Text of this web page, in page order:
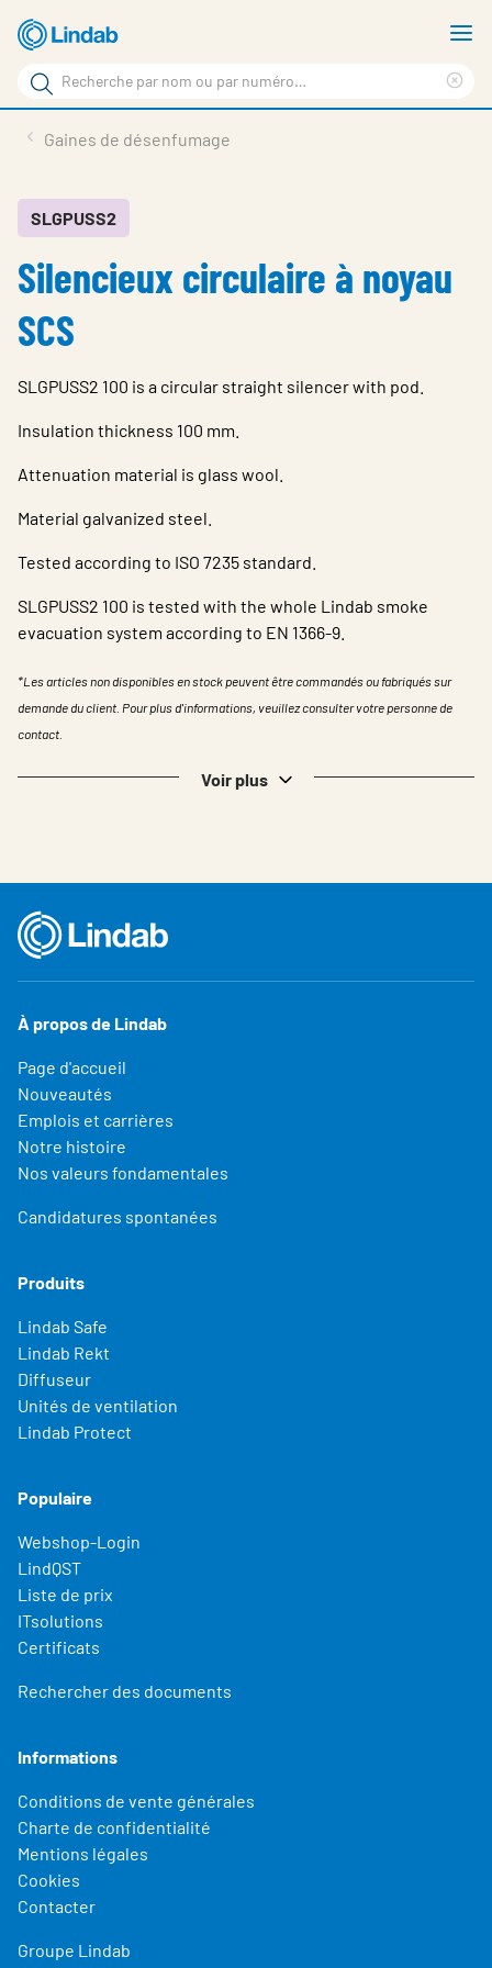
Aller
au
contenu
principal
Rechercher
Rechercher
sur
site
En vedette
À propos de Lindab
Gaines de désenfumage
SLGPUSS2
Silencieux circulaire à noyau
SCS
SLGPUSS2 100 is a circular straight silencer with pod.
Insulation thickness 100 mm.
Attenuation material is glass wool.
Material galvanized steel.
Tested according to ISO 7235 standard.
SLGPUSS2 100 is tested with the whole Lindab smoke
evacuation system according to EN 1366-9.
*Les articles non disponibles en stock peuvent être commandés ou fabriqués sur
demande du client. Pour plus d'informations, veuillez consulter votre personne de
contact.
Voir plus
À propos de Lindab
Page d'accueil
Nouveautés
Emplois et carrières
Notre histoire
Nos valeurs fondamentales
Candidatures spontanées
Produits
Lindab Safe
Lindab Rekt
Diffuseur
Unités de ventilation
Lindab Protect
Populaire
Webshop-Login
LindQST
Liste de prix
ITsolutions
Certificats
Rechercher des documents
Informations
Conditions de vente générales
Charte de confidentialité
Mentions légales
Cookies
Contacter
Groupe Lindab